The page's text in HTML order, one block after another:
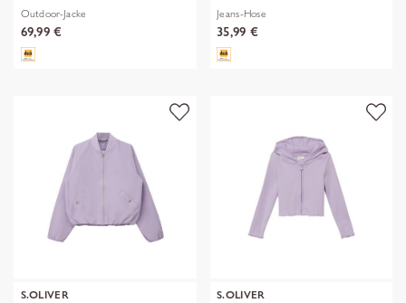
Outdoor-Jacke
69,99 €
Jeans-Hose
35,99 €
S.OLIVER
S.OLIVER